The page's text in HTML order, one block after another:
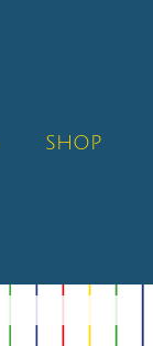
SHOP